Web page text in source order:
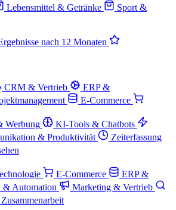
Lebensmittel & Getränke
Sport &
nach 12 Monaten
CRM & Vertrieb
ERP &
E-Commerce
Werbung
KI-Tools & Chatbots
& Produktivität
Zeiterfassung
E-Commerce
ERP &
Automation
Marketing & Vertrieb
Zusammenarbeit